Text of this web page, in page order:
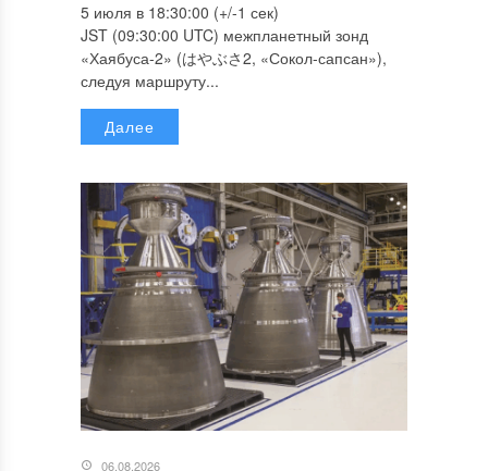
5 июля в 18:30:00 (+/-1 сек)
JST (09:30:00 UTC) межпланетный зонд
«Хаябуса-2» (はやぶさ2, «Сокол-сапсан»),
следуя маршруту...
Далее
06.08.2026